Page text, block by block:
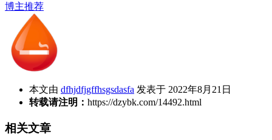
博主推荐
本文由 dfhjdfjgffhsgsdasfa 发表于 2022年8月21日
转载请注明： https://dzybk.com/14492.html
相关文章